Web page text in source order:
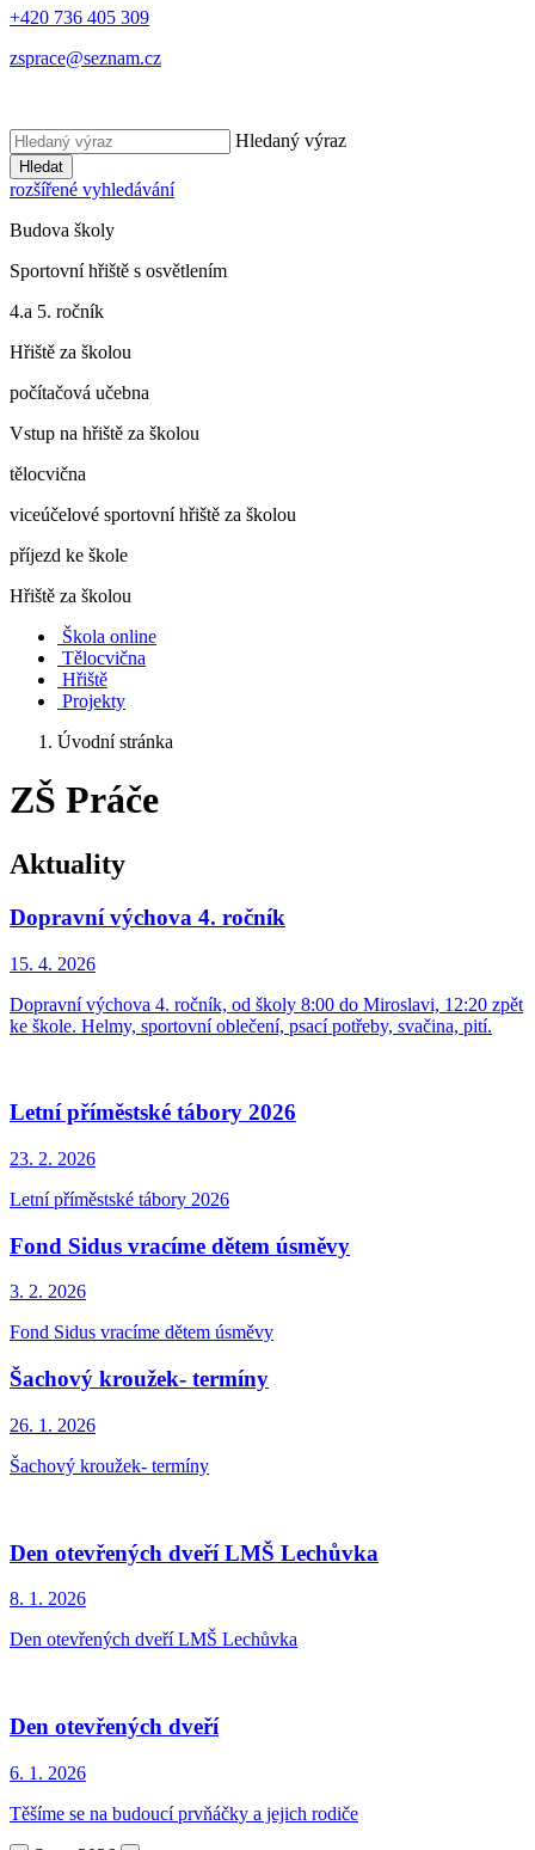
+420 736 405 309
zsprace@seznam.cz
Hledaný výraz
Hledat
rozšířené vyhledávání
Budova školy
Sportovní hřiště s osvětlením
4.a 5. ročník
Hřiště za školou
počítačová učebna
Vstup na hřiště za školou
tělocvična
viceúčelové sportovní hřiště za školou
příjezd ke škole
Hřiště za školou
Škola online
Tělocvična
Hřiště
Projekty
Úvodní stránka
ZŠ Práče
Aktuality
Dopravní výchova 4. ročník
15. 4. 2026
Dopravní výchova 4. ročník, od školy 8:00 do Miroslavi, 12:20 zpět
ke škole. Helmy, sportovní oblečení, psací potřeby, svačina, pití.
Letní příměstské tábory 2026
23. 2. 2026
Letní příměstské tábory 2026
Fond Sidus vracíme dětem úsměvy
3. 2. 2026
Fond Sidus vracíme dětem úsměvy
Šachový kroužek- termíny
26. 1. 2026
Šachový kroužek- termíny
Den otevřených dveří LMŠ Lechůvka
8. 1. 2026
Den otevřených dveří LMŠ Lechůvka
Den otevřených dveří
6. 1. 2026
Těšíme se na budoucí prvňáčky a jejich rodiče